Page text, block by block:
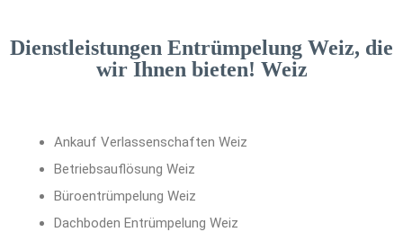
Dienstleistungen Entrümpelung Weiz, die
wir Ihnen bieten! Weiz
Ankauf Verlassenschaften Weiz
Betriebsauflösung Weiz
Büroentrümpelung Weiz
Dachboden Entrümpelung Weiz